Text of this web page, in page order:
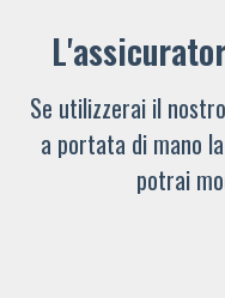
Se utilizzerai il
a portata di mano
potrai